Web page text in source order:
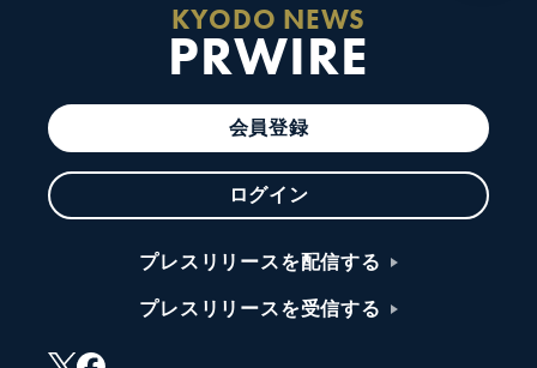
KYODO NEWS
PRWIRE
会員登録
ログイン
プレスリリースを配信する
プレスリリースを受信する